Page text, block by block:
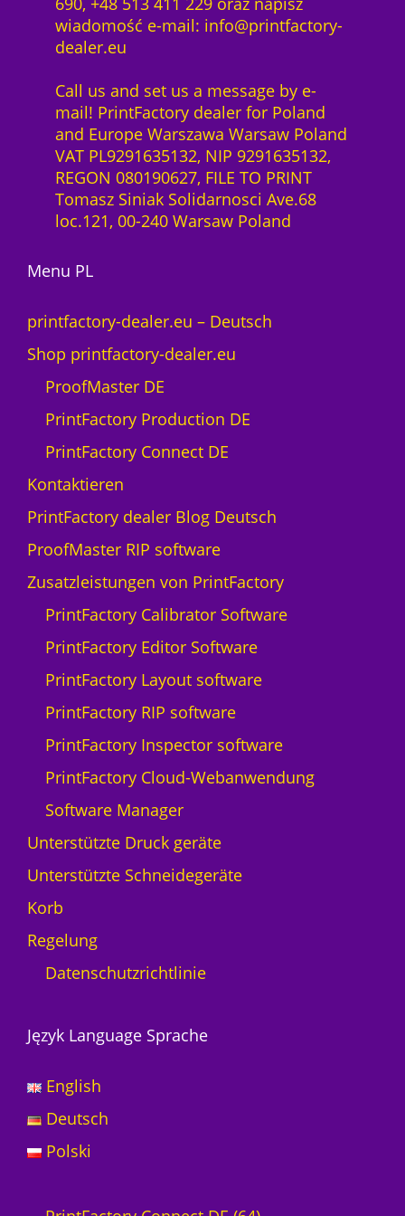
wiadomość e-mail: info@printfactory-
dealer.eu
Call us and set us a message by e-
mail! PrintFactory dealer for Poland
and Europe Warszawa Warsaw Poland
VAT PL9291635132, NIP 9291635132,
REGON 080190627, FILE TO PRINT
Tomasz Siniak Solidarnosci Ave.68
loc.121, 00-240 Warsaw Poland
Menu PL
printfactory-dealer.eu – Deutsch
Shop printfactory-dealer.eu
ProofMaster DE
PrintFactory Production DE
PrintFactory Connect DE
Kontaktieren
PrintFactory dealer Blog Deutsch
ProofMaster RIP software
Zusatzleistungen von PrintFactory
PrintFactory Calibrator Software
PrintFactory Editor Software
PrintFactory Layout software
PrintFactory RIP software
PrintFactory Inspector software
PrintFactory Cloud-Webanwendung
Software Manager
Unterstützte Druck geräte
Unterstützte Schneidegeräte
Korb
Regelung
Datenschutzrichtlinie
Język Language Sprache
English
Deutsch
Polski